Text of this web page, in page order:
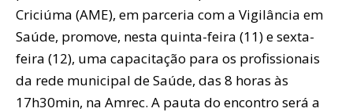
Criciúma (AME), em parceria com a Vigilância em
Saúde, promove, nesta quinta-feira (11) e sexta-
feira (12), uma capacitação para os profissionais
da rede municipal de Saúde, das 8 horas às
17h30min, na Amrec. A pauta do encontro será a